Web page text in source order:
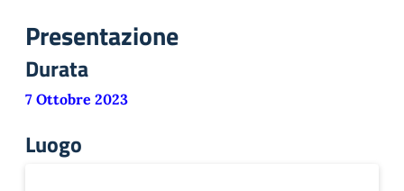
Presentazione
Durata
7 Ottobre 2023
Luogo